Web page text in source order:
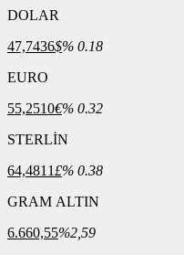
DOLAR
47,7436$% 0.18
EURO
55,2510€% 0.32
STERLİN
64,4811£% 0.38
GRAM ALTIN
6.660,55%2,59